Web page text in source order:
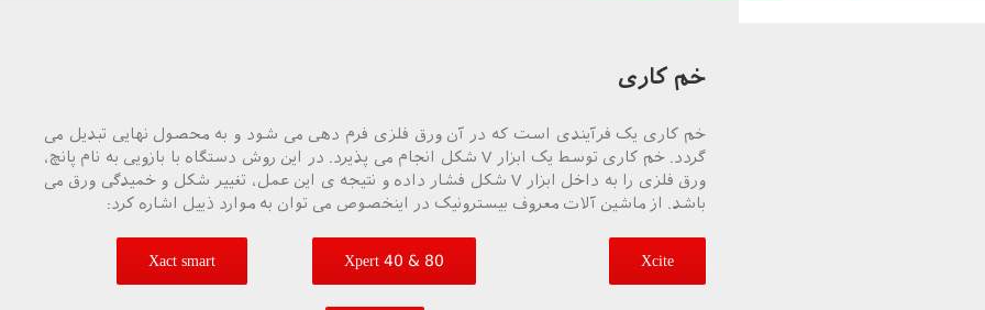
خم کاری
خم کاری یک فرآیندی است که در آن ورق فلزی فرم دهی می شود و به محصول نهایی تبدیل می
گردد. خم کاری توسط یک ابزار V شکل انجام می پذیرد. در این روش دستگاه با بازویی به نام پانچ،
ورق فلزی را به داخل ابزار V شکل فشار داده و نتیجه ی این عمل، تغییر شکل و خمیدگی ورق می
باشد. از ماشین آلات معروف بیسترونیک در اینخصوص می توان به موارد ذییل اشاره کرد:
Xcite
Xpert 40 & 80
Xact smart